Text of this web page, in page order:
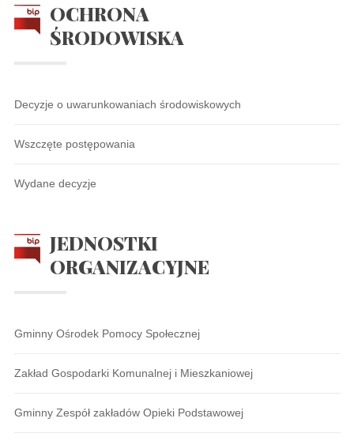
OCHRONA
ŚRODOWISKA
Decyzje o uwarunkowaniach środowiskowych
Wszczęte postępowania
Wydane decyzje
JEDNOSTKI
ORGANIZACYJNE
Gminny Ośrodek Pomocy Społecznej
Zakład Gospodarki Komunalnej i Mieszkaniowej
Gminny Zespół zakładów Opieki Podstawowej